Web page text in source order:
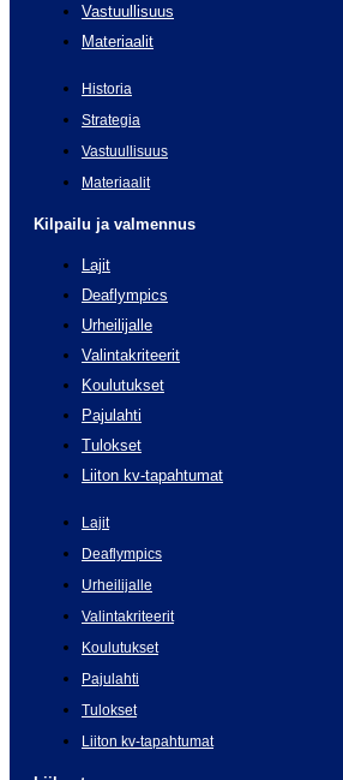
Vastuullisuus
Materiaalit
Historia
Strategia
Vastuullisuus
Materiaalit
Kilpailu ja valmennus
Lajit
Deaflympics
Urheilijalle
Valintakriteerit
Koulutukset
Pajulahti
Tulokset
Liiton kv-tapahtumat
Lajit
Deaflympics
Urheilijalle
Valintakriteerit
Koulutukset
Pajulahti
Tulokset
Liiton kv-tapahtumat